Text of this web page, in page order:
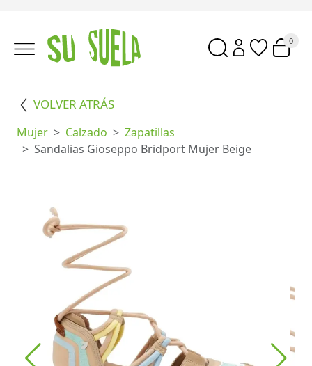
0
VOLVER ATRÁS
Mujer Calzado
Zapatillas
Sandalias Gioseppo Bridport Mujer Beige